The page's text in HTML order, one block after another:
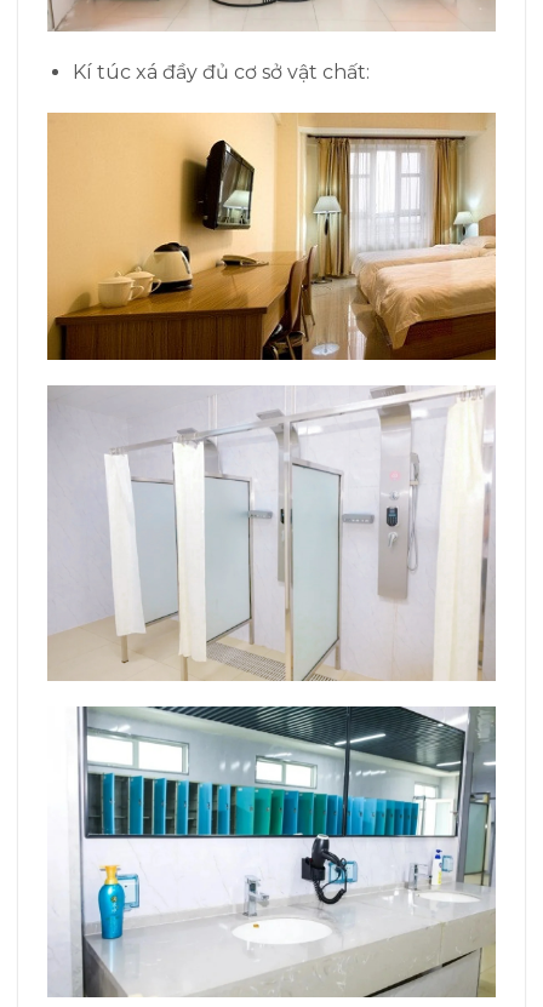
Kí túc xá đầy đủ cơ sở vật chất: